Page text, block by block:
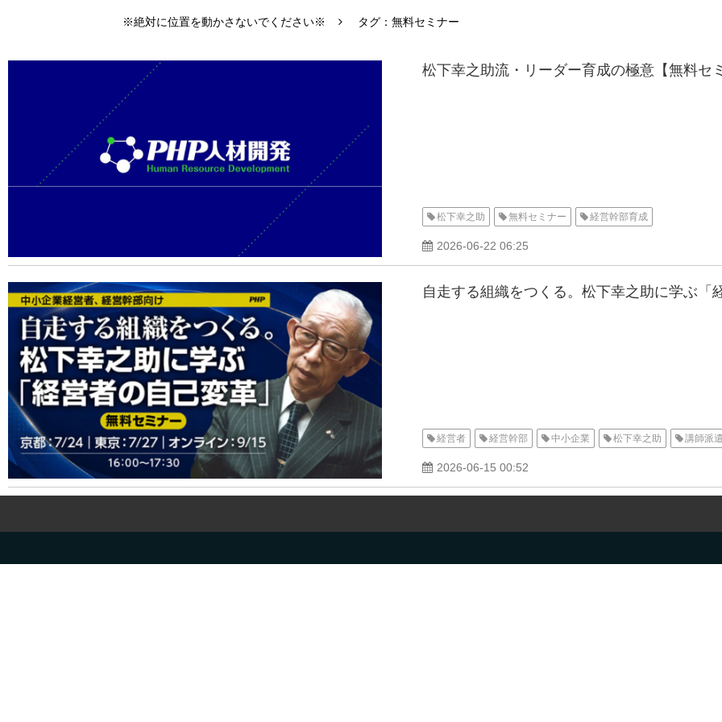
※絶対に位置を動かさないでください※ タグ：無料セミナー
松下幸之助流・リーダー育成の極意【無料セ
松下幸之助 無料セミナー 経営幹部育成
2026-06-22 06:25
自走する組織をつくる。松下幸之助に学ぶ「
経営者 経営幹部 中小企業 松下幸之助 講師派遣
2026-06-15 00:52